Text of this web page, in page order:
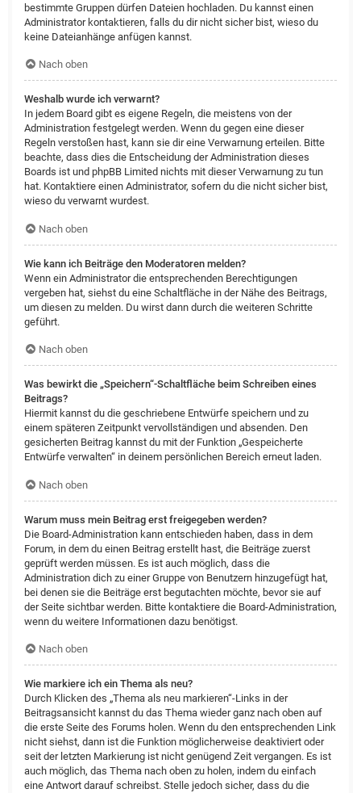
bestimmte Gruppen dürfen Dateien hochladen. Du kannst einen
Administrator kontaktieren, falls du dir nicht sicher bist, wieso du
keine Dateianhänge anfügen kannst.
Nach oben
Weshalb wurde ich verwarnt?
In jedem Board gibt es eigene Regeln, die meistens von der
Administration festgelegt werden. Wenn du gegen eine dieser
Regeln verstoßen hast, kann sie dir eine Verwarnung erteilen. Bitte
beachte, dass dies die Entscheidung der Administration dieses
Boards ist und phpBB Limited nichts mit dieser Verwarnung zu tun
hat. Kontaktiere einen Administrator, sofern du die nicht sicher bist,
wieso du verwarnt wurdest.
Nach oben
Wie kann ich Beiträge den Moderatoren melden?
Wenn ein Administrator die entsprechenden Berechtigungen
vergeben hat, siehst du eine Schaltfläche in der Nähe des Beitrags,
um diesen zu melden. Du wirst dann durch die weiteren Schritte
geführt.
Nach oben
Was bewirkt die „Speichern“-Schaltfläche beim Schreiben eines
Beitrags?
Hiermit kannst du die geschriebene Entwürfe speichern und zu
einem späteren Zeitpunkt vervollständigen und absenden. Den
gesicherten Beitrag kannst du mit der Funktion „Gespeicherte
Entwürfe verwalten“ in deinem persönlichen Bereich erneut laden.
Nach oben
Warum muss mein Beitrag erst freigegeben werden?
Die Board-Administration kann entschieden haben, dass in dem
Forum, in dem du einen Beitrag erstellt hast, die Beiträge zuerst
geprüft werden müssen. Es ist auch möglich, dass die
Administration dich zu einer Gruppe von Benutzern hinzugefügt hat,
bei denen sie die Beiträge erst begutachten möchte, bevor sie auf
der Seite sichtbar werden. Bitte kontaktiere die Board-Administration,
wenn du weitere Informationen dazu benötigst.
Nach oben
Wie markiere ich ein Thema als neu?
Durch Klicken des „Thema als neu markieren“-Links in der
Beitragsansicht kannst du das Thema wieder ganz nach oben auf
die erste Seite des Forums holen. Wenn du den entsprechenden Link
nicht siehst, dann ist die Funktion möglicherweise deaktiviert oder
seit der letzten Markierung ist nicht genügend Zeit vergangen. Es ist
auch möglich, das Thema nach oben zu holen, indem du einfach
eine Antwort darauf schreibst. Stelle jedoch sicher, dass du die